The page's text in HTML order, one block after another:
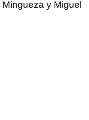
y Miguel